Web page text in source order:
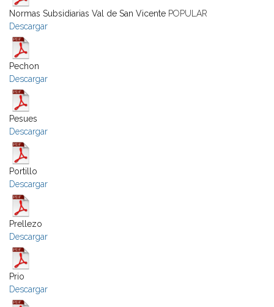
Normas Subsidiarias Val de San Vicente POPULAR
Descargar
Pechon
Descargar
Pesues
Descargar
Portillo
Descargar
Prellezo
Descargar
Prio
Descargar